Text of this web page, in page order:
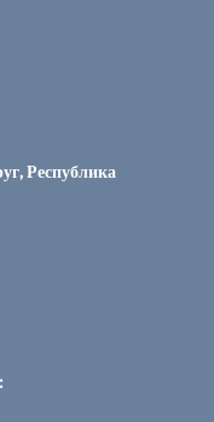
Республика